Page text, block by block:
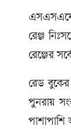
এসএসএফের
রেঞ্জ
রেঞ্জের
রেড
পুনরায়
পাশাপাশি